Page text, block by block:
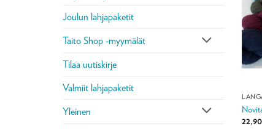
Joulun lahjapaketit
Taito Shop -myymälät
Tilaa uutiskirje
Valmiit lahjapaketit
Yleinen